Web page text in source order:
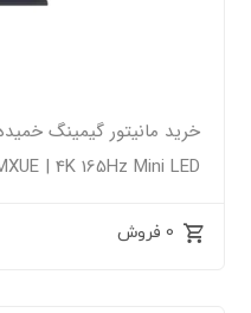
| 4K 165Hz Mini LED
0 فروش